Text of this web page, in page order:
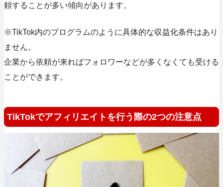
頼することが多い傾向があります。
※TikTok内のプログラムのように具体的な収益化条件はあり
ません。
企業から依頼が来ればフォロワーなどが多くなくても受ける
ことができます。
TikTokでアフィリエイトを行う際の2つの注意点